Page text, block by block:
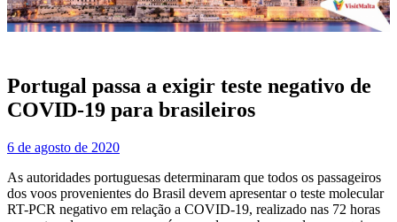
Portugal passa a exigir teste negativo de
COVID-19 para brasileiros
6 de agosto de 2020
As autoridades portuguesas determinaram que todos os passageiros
dos voos provenientes do Brasil devem apresentar o teste molecular
RT-PCR negativo em relação a COVID-19, realizado nas 72 horas